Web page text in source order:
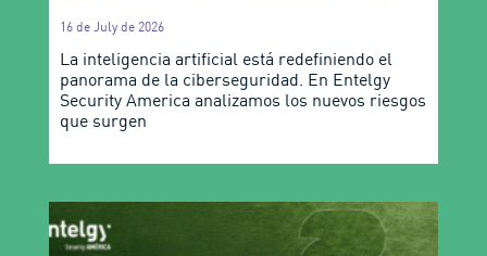
16 de July de 2026
La inteligencia artificial está redefiniendo el
panorama de la ciberseguridad. En Entelgy
Security America analizamos los nuevos riesgos
que surgen